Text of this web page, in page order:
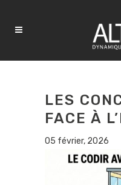
LES
FACE À
05 février, 2026